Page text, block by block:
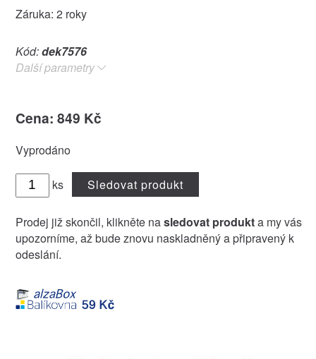
Záruka: 2 roky
Kód:dek7576
Další parametry
Cena: 849 Kč
Vyprodáno
ks Sledovat produkt
Prodej již skončil, klikněte nasledovat produkta my vás
upozorníme, až bude znovu naskladněný a připravený k
odeslání.